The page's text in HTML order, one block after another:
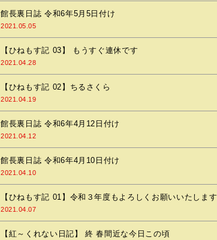
館長裏日誌 令和6年5月5日付け
2021.05.05
【ひねもす記 03】 もうすぐ連休です
2021.04.28
【ひねもす記 02】ちるさくら
2021.04.19
館長裏日誌 令和6年4月12日付け
2021.04.12
館長裏日誌 令和6年4月10日付け
2021.04.10
【ひねもす記 01】令和３年度もよろしくお願いいたします
2021.04.07
【紅～くれない日記】 終 春間近な今日この頃